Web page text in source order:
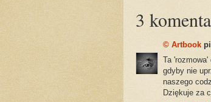
3
© Artbook
Ta
gdyby nie
naszego
Dziękuje za